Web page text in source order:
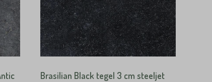
Brasilian Black tegel 3 cm steeljet